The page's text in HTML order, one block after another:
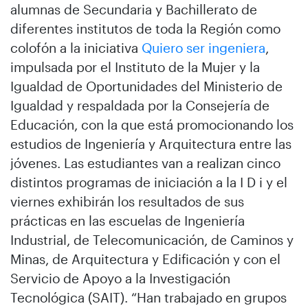
alumnas de Secundaria y Bachillerato de
diferentes institutos de toda la Región como
colofón a la iniciativa Quiero ser ingeniera,
impulsada por el Instituto de la Mujer y la
Igualdad de Oportunidades del Ministerio de
Igualdad y respaldada por la Consejería de
Educación, con la que está promocionando los
estudios de Ingeniería y Arquitectura entre las
jóvenes. Las estudiantes van a realizan cinco
distintos programas de iniciación a la I D i y el
viernes exhibirán los resultados de sus
prácticas en las escuelas de Ingeniería
Industrial, de Telecomunicación, de Caminos y
Minas, de Arquitectura y Edificación y con el
Servicio de Apoyo a la Investigación
Tecnológica (SAIT). “Han trabajado en grupos